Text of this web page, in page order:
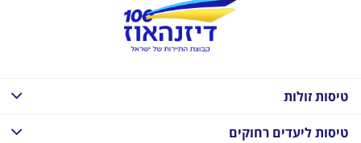
טיסות זולות
טיסות ליעדים רחוקים